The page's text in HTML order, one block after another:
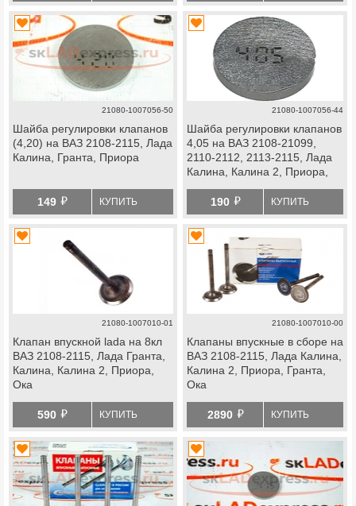
21080-1007056-50
Шайба регулировки клапанов
(4,20) на ВАЗ 2108-2115, Лада
Калина, Гранта, Приора
149 й КУПИТЬ
21080-1007056-44
Шайба регулировки клапанов
4,05 на ВАЗ 2108-21099,
2110-2112, 2113-2115, Лада
Калина, Калина 2, Приора,
190 й КУПИТЬ
21080-1007010-01
Клапан впускной lada на 8кл
ВАЗ 2108-2115, Лада Гранта,
Калина, Калина 2, Приора,
Ока
590 й КУПИТЬ
21080-1007010-00
Клапаны впускные в сборе на
ВАЗ 2108-2115, Лада Калина,
Калина 2, Приора, Гранта,
Ока
2890 й КУПИТЬ